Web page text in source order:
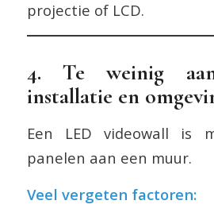
projectie of LCD.
4. Te weinig
installatie en
Een LED videowall is
panelen aan een muur.
Veel vergeten factoren: